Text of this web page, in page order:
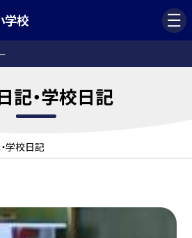
学校
記・学校日記
学校日記